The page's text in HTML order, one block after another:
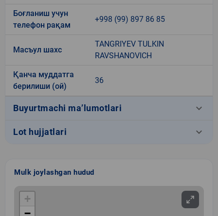
Боғланиш учун
телефон рақам
+998 (99) 897 86 85
Масъул шахс
TANGRIYEV TULKIN
RAVSHANOVICH
Қанча муддатга
берилиши (ой)
36
Buyurtmachi ma’lumotlari keyboard_arrow_down
Lot hujjatlari keyboard_arrow_down
Mulk joylashgan hudud
+
−